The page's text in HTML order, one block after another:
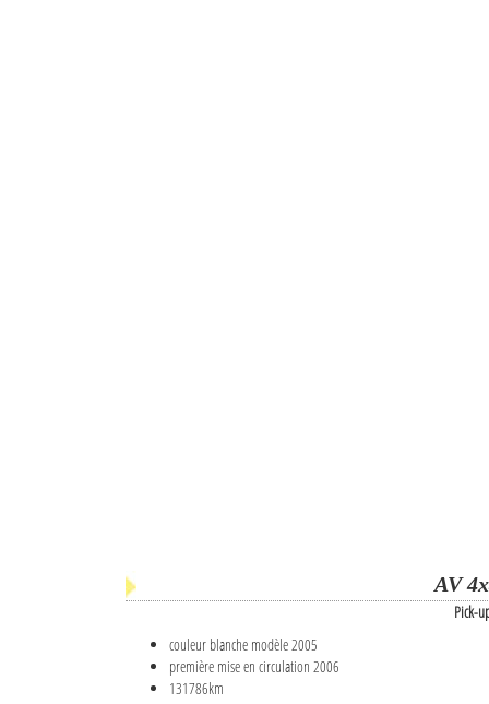
AV
Pick-
couleur blanche modèle 2005
première mise en circulation 2006
131786km